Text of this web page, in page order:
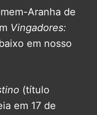
Aranha de
Vingadores:
em nosso
(título
em 17 de